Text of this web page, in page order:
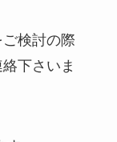
検討の際
下さいま